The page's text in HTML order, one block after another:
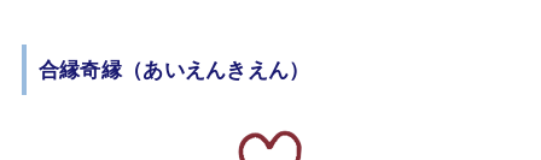
合縁奇縁（あいえんきえん）